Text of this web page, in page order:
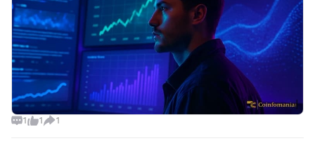
1 1 1